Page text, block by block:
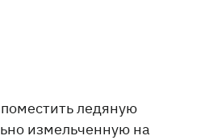
ледяную
измельченную на